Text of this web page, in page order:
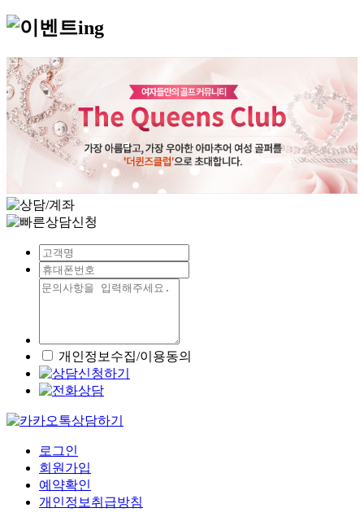
개인정보수집/이용동의
로그인
회원가입
예약확인
개인정보취급방침